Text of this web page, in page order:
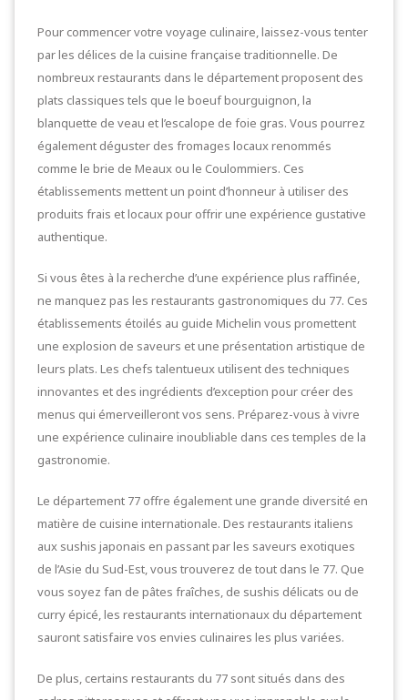
Pour commencer votre voyage culinaire, laissez-vous tenter
par les délices de la cuisine française traditionnelle. De
nombreux restaurants dans le département proposent des
plats classiques tels que le boeuf bourguignon, la
blanquette de veau et l’escalope de foie gras. Vous pourrez
également déguster des fromages locaux renommés
comme le brie de Meaux ou le Coulommiers. Ces
établissements mettent un point d’honneur à utiliser des
produits frais et locaux pour offrir une expérience gustative
authentique.
Si vous êtes à la recherche d’une expérience plus raffinée,
ne manquez pas les restaurants gastronomiques du 77. Ces
établissements étoilés au guide Michelin vous promettent
une explosion de saveurs et une présentation artistique de
leurs plats. Les chefs talentueux utilisent des techniques
innovantes et des ingrédients d’exception pour créer des
menus qui émerveilleront vos sens. Préparez-vous à vivre
une expérience culinaire inoubliable dans ces temples de la
gastronomie.
Le département 77 offre également une grande diversité en
matière de cuisine internationale. Des restaurants italiens
aux sushis japonais en passant par les saveurs exotiques
de l’Asie du Sud-Est, vous trouverez de tout dans le 77. Que
vous soyez fan de pâtes fraîches, de sushis délicats ou de
curry épicé, les restaurants internationaux du département
sauront satisfaire vos envies culinaires les plus variées.
De plus, certains restaurants du 77 sont situés dans des